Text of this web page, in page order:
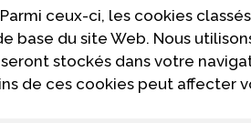
ceux-ci, les cookies
base du site Web. Nous
stockés dans votre
de ces cookies peut affecter